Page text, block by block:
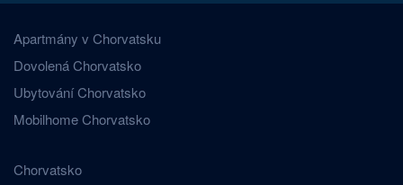
Apartmány v Chorvatsku
Dovolená Chorvatsko
Ubytování Chorvatsko
Mobilhome Chorvatsko
Chorvatsko